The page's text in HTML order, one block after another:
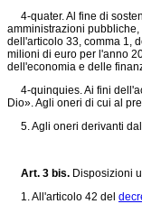
4-quater. Al fine di
amministrazioni
dell'articolo 33, comma 1,
milioni di euro per l'anno
dell'economia e delle
4-quinquies. Ai fini
Dio». Agli oneri di cui al
5. Agli oneri derivanti dal
Art. 3 bis. Disposizioni
1. All'articolo 42 del